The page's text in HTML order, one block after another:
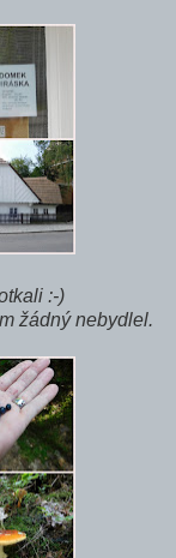
:-)
žádný nebydlel.